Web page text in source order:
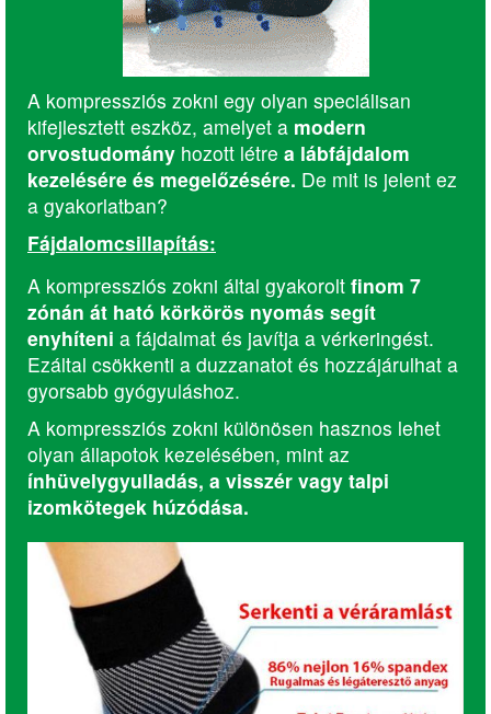
A kompressziós zokni egy olyan speciálisan
kifejlesztett eszköz, amelyet a modern
orvostudomány hozott létre a lábfájdalom
kezelésére és megelőzésére. De mit is jelent ez
a gyakorlatban?
Fájdalomcsillapítás:
A kompressziós zokni által gyakorolt finom 7
zónán át ható körkörös nyomás segít
enyhíteni a fájdalmat és javítja a vérkeringést.
Ezáltal csökkenti a duzzanatot és hozzájárulhat a
gyorsabb gyógyuláshoz.
A kompressziós zokni különösen hasznos lehet
olyan állapotok kezelésében, mint az
ínhüvelygyulladás, a visszér vagy talpi
izomkötegek húzódása.